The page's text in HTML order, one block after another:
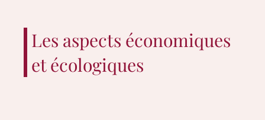
Les aspects économiques
et écologiques